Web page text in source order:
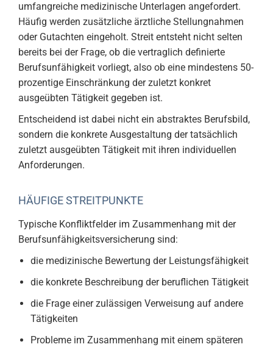
umfangreiche medizinische Unterlagen angefordert.
Häufig werden zusätzliche ärztliche Stellungnahmen
oder Gutachten eingeholt. Streit entsteht nicht selten
bereits bei der Frage, ob die vertraglich definierte
Berufsunfähigkeit vorliegt, also ob eine mindestens 50-
prozentige Einschränkung der zuletzt konkret
ausgeübten Tätigkeit gegeben ist.
Entscheidend ist dabei nicht ein abstraktes Berufsbild,
sondern die konkrete Ausgestaltung der tatsächlich
zuletzt ausgeübten Tätigkeit mit ihren individuellen
Anforderungen.
HÄUFIGE STREITPUNKTE
Typische Konfliktfelder im Zusammenhang mit der
Berufsunfähigkeitsversicherung sind:
die medizinische Bewertung der Leistungsfähigkeit
die konkrete Beschreibung der beruflichen Tätigkeit
die Frage einer zulässigen Verweisung auf andere
Tätigkeiten
Probleme im Zusammenhang mit einem späteren